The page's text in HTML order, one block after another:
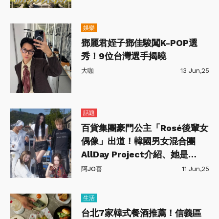
娛樂
鄧麗君姪子鄧佳駿闖K-POP選
秀！9位台灣選手揭曉
大咖 13 Jun,25
話題
百貨集團豪門公主「Rosé後輩女
偶像」出道！韓國男女混合團
AllDay Project介紹、她是
ILLIT前成員
阿JO喜 11 Jun,25
生活
台北7家韓式餐酒推薦！信義區